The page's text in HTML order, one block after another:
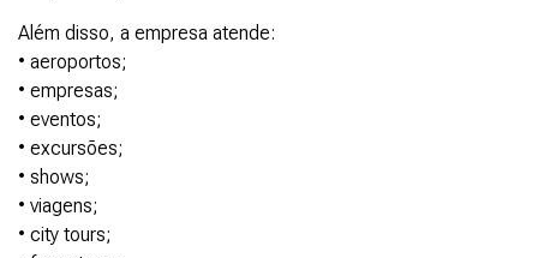
Além disso, a empresa atende:
• aeroportos;
• empresas;
• eventos;
• excursões;
• shows;
• viagens;
• city tours;